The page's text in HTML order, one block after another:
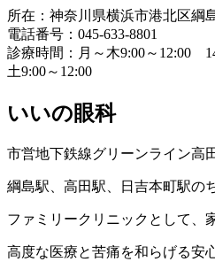
所在：神奈川県横浜市港北区綱
電話番号：045-633-8801
診療時間：月～木9:00～12:00
土9:00～12:00
いいの眼科
市営地下鉄線グリーンライン高
綱島駅、高田駅、日吉本町駅の
ファミリークリニックとして、
高度な医療と苦痛を和らげる安